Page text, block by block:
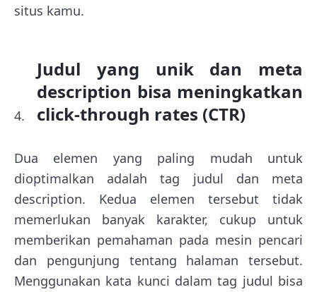
situs kamu.
Judul yang unik dan meta
description bisa meningkatkan
click-through rates (CTR)
Dua elemen yang paling mudah untuk
dioptimalkan adalah tag judul dan meta
description. Kedua elemen tersebut tidak
memerlukan banyak karakter, cukup untuk
memberikan pemahaman pada mesin pencari
dan pengunjung tentang halaman tersebut.
Menggunakan kata kunci dalam tag judul bisa